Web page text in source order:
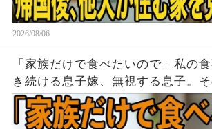
2026/08/06
「家族だけで食べたいので」私の
き続ける息子嫁、無視する息子。
って姿を消した→翌朝、玄関の張り
顔面蒼白に